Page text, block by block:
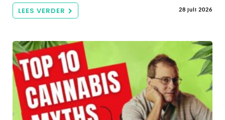
LEES VERDER 28 juli 2026